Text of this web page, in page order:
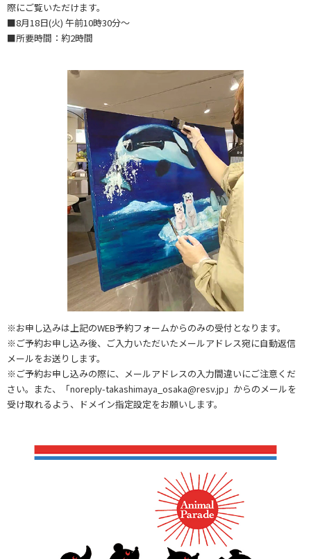
際にご覧いただけます。
■8月18日(火) 午前10時30分～
■所要時間：約2時間
※お申し込みは上記のWEB予約フォームからのみの受付となります。
※ご予約お申し込み後、ご入力いただいたメールアドレス宛に自動返信
メールをお送りします。
※ご予約お申し込みの際に、メールアドレスの入力間違いにご注意くだ
さい。また、「noreply-takashimaya_osaka@resv.jp」からのメールを
受け取れるよう、ドメイン指定設定をお願いします。